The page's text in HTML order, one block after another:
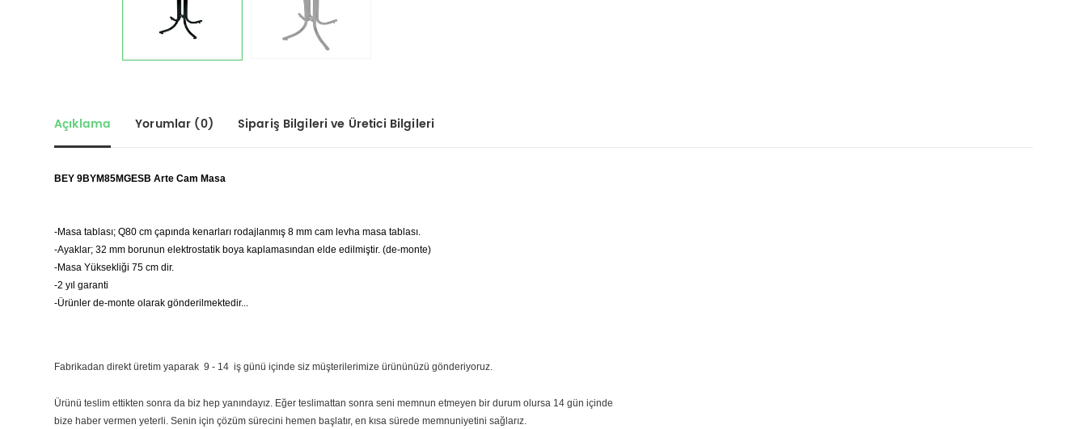
Açıklama Yorumlar (0) Sipariş Bilgileri ve Üretici Bilgileri
BEY 9BYM85MGESB Arte Cam Masa
-Masa tablası; Q80 cm çapında kenarları rodajlanmış 8 mm cam levha masa tablası.
-Ayaklar; 32 mm borunun elektrostatik boya kaplamasından elde edilmiştir. (de-monte)
-Masa Yüksekliği 75 cm dir.
-2 yıl garanti
-Ürünler de-monte olarak gönderilmektedir...
Fabrikadan direkt üretim yaparak 9 - 14 iş günü içinde siz müşterilerimize ürününüzü gönderiyoruz.
Ürünü teslim ettikten sonra da biz hep yanındayız. Eğer teslimattan sonra seni memnun etmeyen bir durum olursa 14 gün içinde
bize haber vermen yeterli. Senin için çözüm sürecini hemen başlatır, en kısa sürede memnuniyetini sağlarız.